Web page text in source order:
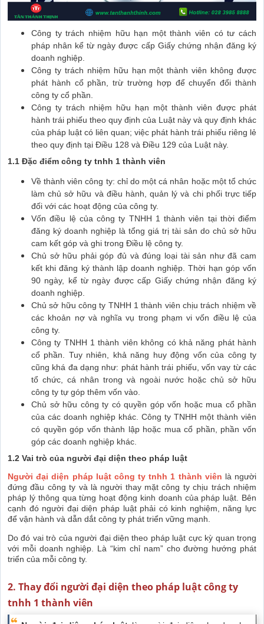
Công ty trách nhiệm hữu hạn một thành viên có tư cách
pháp nhân kể từ ngày được cấp Giấy chứng nhận đăng ký
doanh nghiệp.
Công ty trách nhiệm hữu hạn một thành viên không được
phát hành cổ phần, trừ trường hợp để chuyển đổi thành
công ty cổ phần.
Công ty trách nhiệm hữu hạn một thành viên được phát
hành trái phiếu theo quy định của Luật này và quy định khác
của pháp luật có liên quan; việc phát hành trái phiếu riêng lẻ
theo quy định tại Điều 128 và Điều 129 của Luật này.
1.1 Đặc điểm công ty tnhh 1 thành viên
Về thành viên công ty: chỉ do một cá nhân hoặc một tổ chức
làm chủ sở hữu và điều hành, quản lý và chi phối trực tiếp
đối với các hoạt động của công ty.
Vốn điều lệ của công ty TNHH 1 thành viên tại thời điểm
đăng ký doanh nghiệp là tổng giá trị tài sản do chủ sở hữu
cam kết góp và ghi trong Điều lệ công ty.
Chủ sở hữu phải góp đủ và đúng loại tài sản như đã cam
kết khi đăng ký thành lập doanh nghiệp. Thời hạn góp vốn
90 ngày, kể từ ngày được cấp Giấy chứng nhận đăng ký
doanh nghiệp.
Chủ sở hữu công ty TNHH 1 thành viên chịu trách nhiệm về
các khoản nợ và nghĩa vụ trong phạm vi vốn điều lệ của
công ty.
Công ty TNHH 1 thành viên không có khả năng phát hành
cổ phần. Tuy nhiên, khả năng huy động vốn của công ty
cũng khá đa dạng như: phát hành trái phiếu, vốn vay từ các
tổ chức, cá nhân trong và ngoài nước hoặc chủ sở hữu
công ty tự góp thêm vốn vào.
Chủ sở hữu công ty có quyền góp vốn hoặc mua cổ phần
của các doanh nghiệp khác. Công ty TNHH một thành viên
có quyền góp vốn thành lập hoặc mua cổ phần, phần vốn
góp các doanh nghiệp khác.
1.2 Vai trò của người đại diện theo pháp luật
Người đại diện pháp luật công ty tnhh 1 thành viên là người
đứng đầu công ty và là người thay mặt công ty chịu trách nhiệm
pháp lý thông qua từng hoạt động kinh doanh của pháp luật. Bên
cạnh đó người đại diện pháp luật phải có kinh nghiệm, năng lực
để vận hành và dẫn dắt công ty phát triển vững mạnh.
Do đó vai trò của người đại diện theo pháp luật cực kỳ quan trọng
với mỗi doanh nghiệp. Là “kim chỉ nam” cho đường hướng phát
triển của mỗi công ty.
2. Thay đổi người đại diện theo pháp luật công ty
tnhh 1 thành viên